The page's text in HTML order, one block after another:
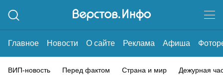
Главное Новости О сайте Реклама Афиша
ВИП-новость Перед фактом Страна и мир Дежурная